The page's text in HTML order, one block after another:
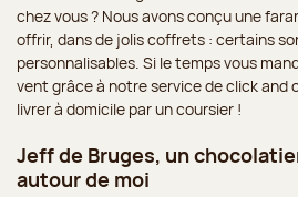
chez vous ? Nous avons conçu une
offrir, dans de jolis coffrets : certains
personnalisables. Si le temps vous
vent grâce à notre service de click and
livrer à domicile par un coursier !
Jeff de Bruges, un
autour de moi